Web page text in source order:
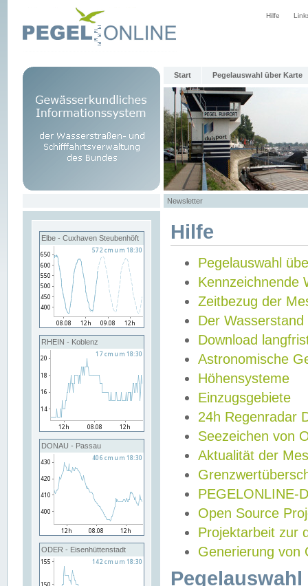
Hilfe
Start Pegelauswahl über Karte
Newsletter
Elbe - Cuxhaven Steubenhöft
RHEIN - Koblenz
DONAU - Passau
ODER - Eisenhüttenstadt
Hilfe
Pegelauswahl
Kennzeichnende
Zeitbezug der
Der Wasserstand
Download
Astronomische
Höhensysteme
Einzugsgebiete
24h Regenradar
Seezeichen von
Aktualität der
PEGELONLINE-
Open Source
Projektarbeit zur
Generierung von